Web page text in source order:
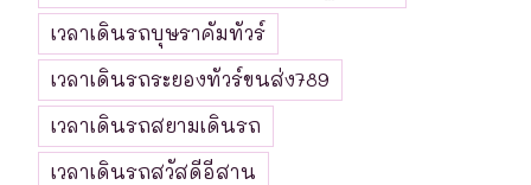
เวลาเดินรถบุษราคัมทัวร์
เวลาเดินรถระยองทัวร์ขนส่ง789
เวลาเดินรถสยามเดินรถ
เวลาเดินรถสวัสดีอีสาน